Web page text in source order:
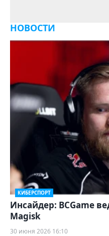
НОВОСТИ
КИБЕРСПОРТ
Инсайдер: BCGame
Magisk
30 июня 2026 16:10